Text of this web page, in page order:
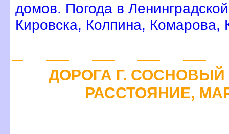
домов. Погода в
Кировска, Колпина, Комарова,
ДОРОГА Г. СОСНОВЫЙ
РАССТОЯНИЕ,